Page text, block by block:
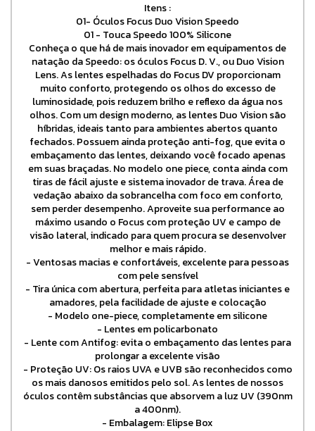
Itens :
01- Óculos Focus Duo Vision Speedo
01 - Touca Speedo 100% Silicone
Conheça o que há de mais inovador em equipamentos de
natação da Speedo: os óculos Focus D. V., ou Duo Vision
Lens. As lentes espelhadas do Focus DV proporcionam
muito conforto, protegendo os olhos do excesso de
luminosidade, pois reduzem brilho e reflexo da água nos
olhos. Com um design moderno, as lentes Duo Vision são
híbridas, ideais tanto para ambientes abertos quanto
fechados. Possuem ainda proteção anti-fog, que evita o
embaçamento das lentes, deixando você focado apenas
em suas braçadas. No modelo one piece, conta ainda com
tiras de fácil ajuste e sistema inovador de trava. Área de
vedação abaixo da sobrancelha com foco em conforto,
sem perder desempenho. Aproveite sua performance ao
máximo usando o Focus com proteção UV e campo de
visão lateral, indicado para quem procura se desenvolver
melhor e mais rápido.
- Ventosas macias e confortáveis, excelente para pessoas
com pele sensível
- Tira única com abertura, perfeita para atletas iniciantes e
amadores, pela facilidade de ajuste e colocação
- Modelo one-piece, completamente em silicone
- Lentes em policarbonato
- Lente com Antifog: evita o embaçamento das lentes para
prolongar a excelente visão
- Proteção UV: Os raios UVA e UVB são reconhecidos como
os mais danosos emitidos pelo sol. As lentes de nossos
óculos contêm substâncias que absorvem a luz UV (390nm
a 400nm).
- Embalagem: Elipse Box